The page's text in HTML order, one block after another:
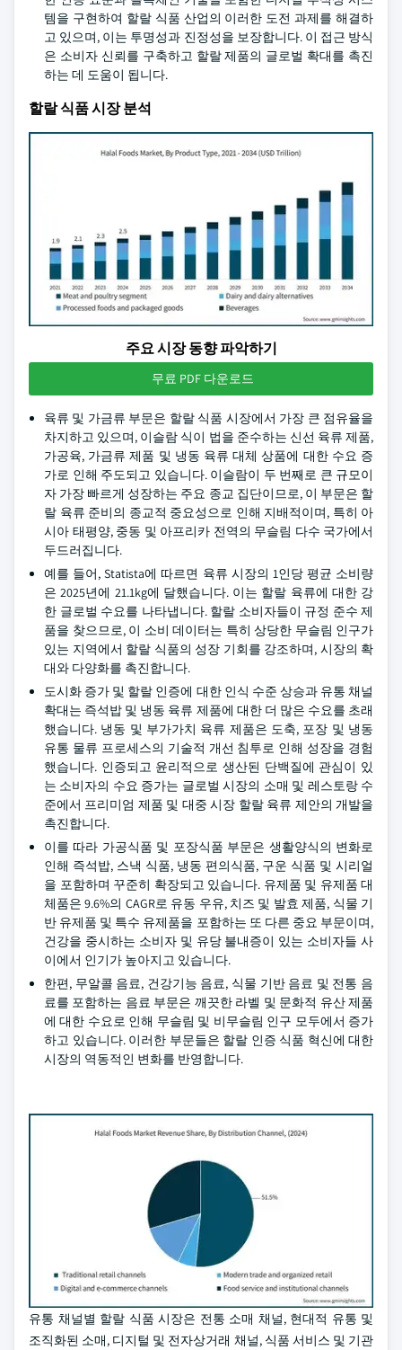
템을 구현하여 할랄 식품 산업의 이러한 도전 과제를 해결하
고 있으며, 이는 투명성과 진정성을 보장합니다. 이 접근 방식
은 소비자 신뢰를 구축하고 할랄 제품의 글로벌 확대를 촉진
하는 데 도움이 됩니다.
할랄 식품 시장 분석
주요 시장 동향 파악하기
무료 PDF 다운로드
육류 및 가금류 부문은 할랄 식품 시장에서 가장 큰 점유율을
차지하고 있으며, 이슬람 식이 법을 준수하는 신선 육류 제품,
가공육, 가금류 제품 및 냉동 육류 대체 상품에 대한 수요 증
가로 인해 주도되고 있습니다. 이슬람이 두 번째로 큰 규모이
자 가장 빠르게 성장하는 주요 종교 집단이므로, 이 부문은 할
랄 육류 준비의 종교적 중요성으로 인해 지배적이며, 특히 아
시아 태평양, 중동 및 아프리카 전역의 무슬림 다수 국가에서
두드러집니다.
예를 들어, Statista에 따르면 육류 시장의 1인당 평균 소비량
은 2025년에 21.1kg에 달했습니다. 이는 할랄 육류에 대한 강
한 글로벌 수요를 나타냅니다. 할랄 소비자들이 규정 준수 제
품을 찾으므로, 이 소비 데이터는 특히 상당한 무슬림 인구가
있는 지역에서 할랄 식품의 성장 기회를 강조하며, 시장의 확
대와 다양화를 촉진합니다.
도시화 증가 및 할랄 인증에 대한 인식 수준 상승과 유통 채널
확대는 즉석밥 및 냉동 육류 제품에 대한 더 많은 수요를 초래
했습니다. 냉동 및 부가가치 육류 제품은 도축, 포장 및 냉동
유통 물류 프로세스의 기술적 개선 침투로 인해 성장을 경험
했습니다. 인증되고 윤리적으로 생산된 단백질에 관심이 있
는 소비자의 수요 증가는 글로벌 시장의 소매 및 레스토랑 수
준에서 프리미엄 제품 및 대중 시장 할랄 육류 제안의 개발을
촉진합니다.
이를 따라 가공식품 및 포장식품 부문은 생활양식의 변화로
인해 즉석밥, 스낵 식품, 냉동 편의식품, 구운 식품 및 시리얼
을 포함하며 꾸준히 확장되고 있습니다. 유제품 및 유제품 대
체품은 9.6%의 CAGR로 유동 우유, 치즈 및 발효 제품, 식물 기
반 유제품 및 특수 유제품을 포함하는 또 다른 중요 부문이며,
건강을 중시하는 소비자 및 유당 불내증이 있는 소비자들 사
이에서 인기가 높아지고 있습니다.
한편, 무알콜 음료, 건강기능 음료, 식물 기반 음료 및 전통 음
료를 포함하는 음료 부문은 깨끗한 라벨 및 문화적 유산 제품
에 대한 수요로 인해 무슬림 및 비무슬림 인구 모두에서 증가
하고 있습니다. 이러한 부문들은 할랄 인증 식품 혁신에 대한
시장의 역동적인 변화를 반영합니다.
유통 채널별 할랄 식품 시장은 전통 소매 채널, 현대적 유통 및
조직화된 소매, 디지털 및 전자상거래 채널, 식품 서비스 및 기관